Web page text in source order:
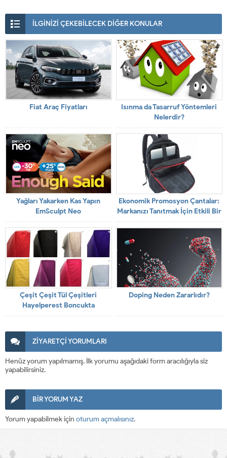
İLGİNİZİ ÇEKEBİLECEK DİĞER KONULAR
Fiat Araç Fiyatları
Isınma da Tasarruf Yöntemleri
Nelerdir?
Yağları Yakarken Kas Yapın
EmSculpt Neo
Ekonomik Promosyon Çantalar:
Markanızı Tanıtmak İçin Etkili Bir
Yol
Çeşit Çeşit Tül Çeşitleri
Hayelperest Boncukta
Doping Neden Zararlıdır?
ZİYARETÇİ YORUMLARI
Henüz yorum yapılmamış. İlk yorumu aşağıdaki form aracılığıyla siz
yapabilirsiniz.
BİR YORUM YAZ
Yorum yapabilmek için oturum açmalısınız.